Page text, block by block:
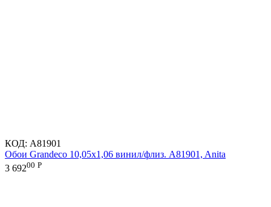
КОД: A81901
Обои Grandeco 10,05х1,06 винил/флиз. A81901, Anita
3 69200 Р